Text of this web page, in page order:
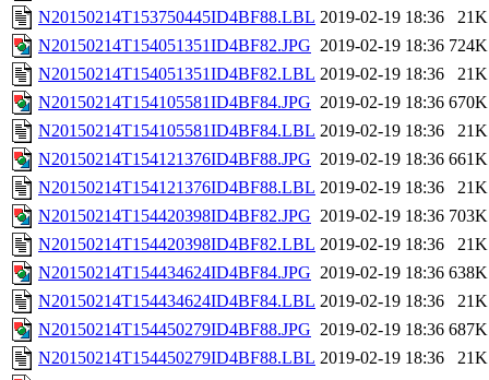
N20150214T153750445ID4BF88.LBL 2019-02-19 18:36
21K
N20150214T154051351ID4BF82.JPG 2019-02-19 18:36 724K
N20150214T154051351ID4BF82.LBL 2019-02-19 18:36
21K
N20150214T154105581ID4BF84.JPG 2019-02-19 18:36 670K
N20150214T154105581ID4BF84.LBL 2019-02-19 18:36
21K
N20150214T154121376ID4BF88.JPG 2019-02-19 18:36 661K
N20150214T154121376ID4BF88.LBL 2019-02-19 18:36
21K
N20150214T154420398ID4BF82.JPG 2019-02-19 18:36 703K
N20150214T154420398ID4BF82.LBL 2019-02-19 18:36
21K
N20150214T154434624ID4BF84.JPG 2019-02-19 18:36 638K
N20150214T154434624ID4BF84.LBL 2019-02-19 18:36
21K
N20150214T154450279ID4BF88.JPG 2019-02-19 18:36 687K
N20150214T154450279ID4BF88.LBL 2019-02-19 18:36
21K